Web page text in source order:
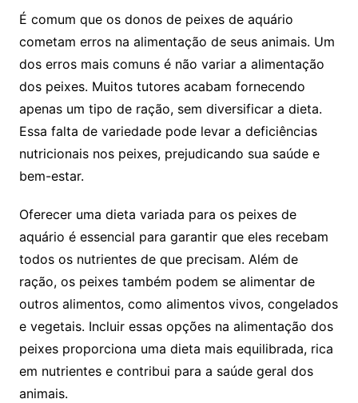
É comum que os ⁣donos de peixes de⁤ aquário
⁤cometam erros na ⁢alimentação de seus animais. Um
dos ⁢erros mais comuns é⁤ não ‍variar a alimentação‍
dos ⁤peixes. Muitos‍ tutores acabam⁣ fornecendo
apenas ⁣um tipo de⁢ ração, sem diversificar a dieta.
Essa falta ⁣de variedade pode ⁣levar a deficiências
nutricionais nos peixes, prejudicando sua ‍saúde ‍e
bem-estar.
Oferecer uma dieta variada para‌ os peixes de
aquário ‌é⁢ essencial para garantir que eles recebam‌
todos os nutrientes de ‍que precisam. Além ‍de
⁤ração, os‍ peixes ⁢também podem se​ alimentar de
outros⁢ alimentos, ⁢como alimentos vivos, congelados
‍e ⁤vegetais.⁢ Incluir ⁢essas opções na alimentação ⁣dos
peixes proporciona uma dieta mais⁤ equilibrada, rica
em nutrientes ​e contribui para a saúde geral⁢ dos⁣
animais.